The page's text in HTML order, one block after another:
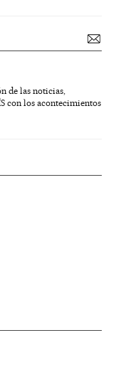
de las noticias,
con los acontecimientos